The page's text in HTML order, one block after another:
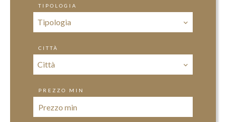
TIPOLOGIA
Tipologia
CITTÀ
Città
PREZZO MIN